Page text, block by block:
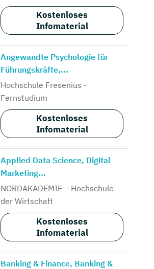
Kostenloses
Infomaterial
Angewandte Psychologie für
Führungskräfte,...
Hochschule Fresenius -
Fernstudium
Kostenloses
Infomaterial
Applied Data Science, Digital
Marketing...
NORDAKADEMIE – Hochschule
der Wirtschaft
Kostenloses
Infomaterial
Banking & Finance, Banking &